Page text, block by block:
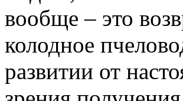
вообще – это
колодное
развитии от